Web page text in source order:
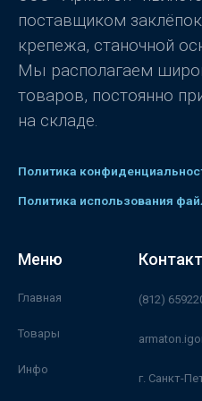
поставщиком
крепежа, станочной
Мы располагаем
товаров, постоянно
на складе.
Политика
Политика использования
Меню
Главная
Товары
Инфо
(812)
г. Санкт-